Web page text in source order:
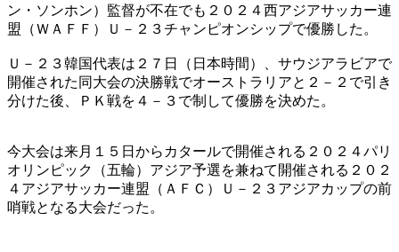
ン・ソンホン）監督が不在でも２０２４西アジアサッカー連
盟（ＷＡＦＦ）Ｕ－２３チャンピオンシップで優勝した。
Ｕ－２３韓国代表は２７日（日本時間）、サウジアラビアで
開催された同大会の決勝戦でオーストラリアと２－２で引き
分けた後、ＰＫ戦を４－３で制して優勝を決めた。
今大会は来月１５日からカタールで開催される２０２４パリ
オリンピック（五輪）アジア予選を兼ねて開催される２０２
４アジアサッカー連盟（ＡＦＣ）Ｕ－２３アジアカップの前
哨戦となる大会だった。